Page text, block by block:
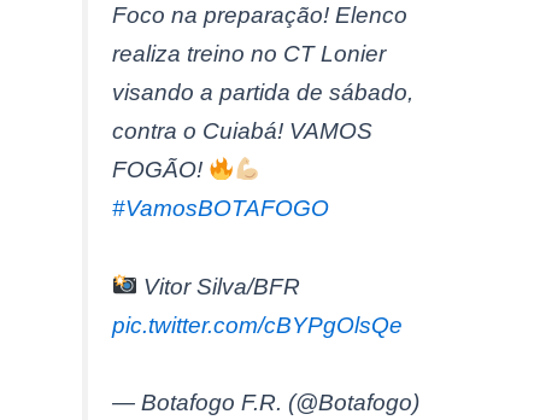
Foco na preparação! Elenco
realiza treino no CT Lonier
visando a partida de sábado,
contra o Cuiabá! VAMOS
FOGÃO!
#VamosBOTAFOGO
Vitor Silva/BFR
pic.twitter.com/cBYPgOlsQe
— Botafogo F.R. (@Botafogo)